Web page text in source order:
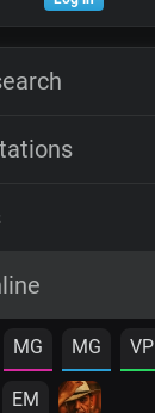
MG MG VP
EM